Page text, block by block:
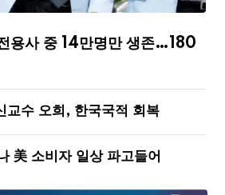
용사 중 14만명만 생존…180
교수 오희, 한국국적 회복
美 소비자 일상 파고들어